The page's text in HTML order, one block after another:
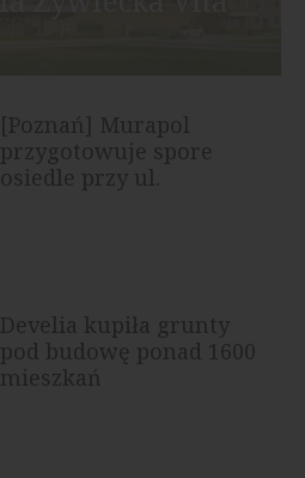
[Poznań] Murapol
przygotowuje spore
osiedle przy ul.
Develia kupiła grunty
pod budowę ponad 1600
mieszkań